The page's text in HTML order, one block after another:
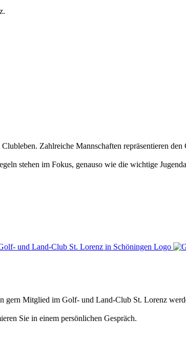
Zahlreiche Mannschaften repräsentieren den
stehen im Fokus, genauso wie die wichtige
gern Mitglied im Golf- und Land-Club St. Lorenz
Sie in einem persönlichen Gespräch.